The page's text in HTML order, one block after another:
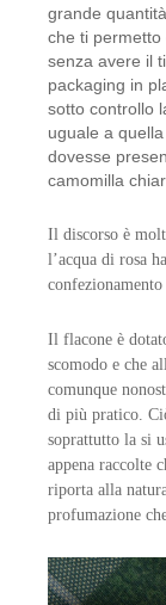
grande
che ti
senza avere il
packaging in
sotto controllo
uguale a
dovesse
camomilla
Il discorso è
l’acqua di rosa
Il flacone è
scomodo e che
comunque
di più pratico.
soprattutto la si
appena raccolte
riporta alla
profumazione